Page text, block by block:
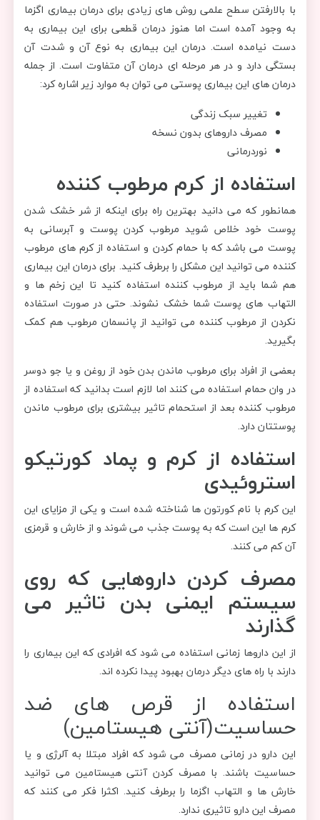
با بالارفتن سطح علمی روش های زیادی برای درمان بیماری اگزما
به وجود آمده است اما هنوز درمان قطعی برای این بیماری به
دست نیامده است. درمان این بیماری به نوع آن و شدت آن
بستگی دارد و در هر مرحله ای درمان آن متفاوت است. از جمله
درمان های این بیماری پوستی می توان به موارد زیر اشاره کرد:
تغییر سبک زندگی
مصرف داروهای بدون نسخه
نوردرمانی
استفاده از کرم مرطوب کننده
همانطور که می دانید بهترین راه برای اینکه از شر خشک شدن
پوست خود خلاص شوید مرطوب کردن پوست و آبرسانی به
پوست می باشد که با حمام کردن و استفاده از کرم های مرطوب
کننده می توانید این مشکل را برطرف کنید. برای درمان این بیماری
هم شما باید از مرطوب کننده استفاده کنید تا این زخم ها و
التهاب های پوست شما خشک نشوند. حتی در صورت استفاده
نکردن از مرطوب کننده می توانید از پانسمان مرطوب هم کمک
بگیرید.
بعضی از افراد برای مرطوب ماندن بدن خود از روغن و یا جو دوسر
در وان حمام استفاده می کنند اما لازم است بدانید که استفاده از
مرطوب کننده بعد از استحمام تاثیر بیشتری برای مرطوب ماندن
پوستتان دارد.
استفاده از کرم و پماد‌ کورتیکو
استروئیدی
این کرم با نام کورتون ها شناخته شده است و یکی از مزایای این
کرم ها این است که به پوست جذب می شوند و از خارش و قرمزی
آن کم می کنند.
مصرف کردن داروهایی که روی
سیستم ایمنی بدن تاثیر می
گذارند
از این داروها زمانی استفاده می شود که افرادی که این بیماری را
دارند با راه های دیگر درمان بهبود پیدا نکرده اند.
استفاده از قرص های ضد
حساسیت(آنتی هیستامین)
این دارو در زمانی مصرف می شود که افراد مبتلا به آلرژی و یا
حساسیت باشند. با مصرف کردن آنتی هیستامین می توانید
خارش ها و التهاب اگزما را برطرف کنید. اکثرا فکر می کنند که
مصرف این دارو تاثیری ندارد.